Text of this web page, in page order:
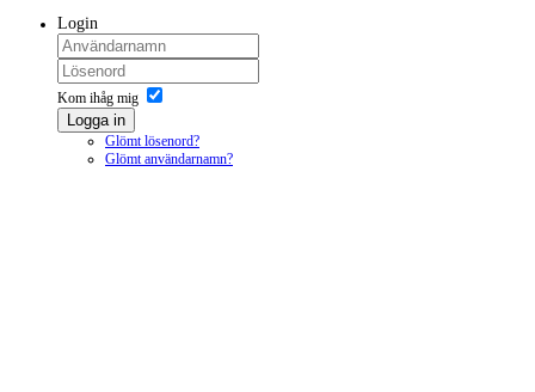
Login
Kom ihåg mig
Logga in
Glömt lösenord?
Glömt användarnamn?